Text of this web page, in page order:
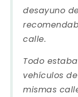
desayuno
calle.
Todo
vehículos
mismas